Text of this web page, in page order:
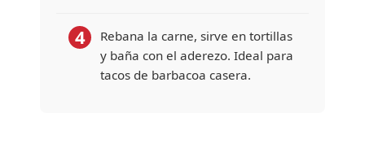
4
Rebana la carne, sirve en tortillas
y baña con el aderezo. Ideal para
tacos de barbacoa casera.